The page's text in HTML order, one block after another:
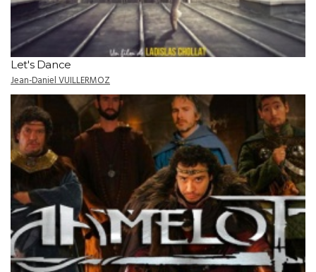
Let's Dance
Jean-Daniel VUILLERMOZ